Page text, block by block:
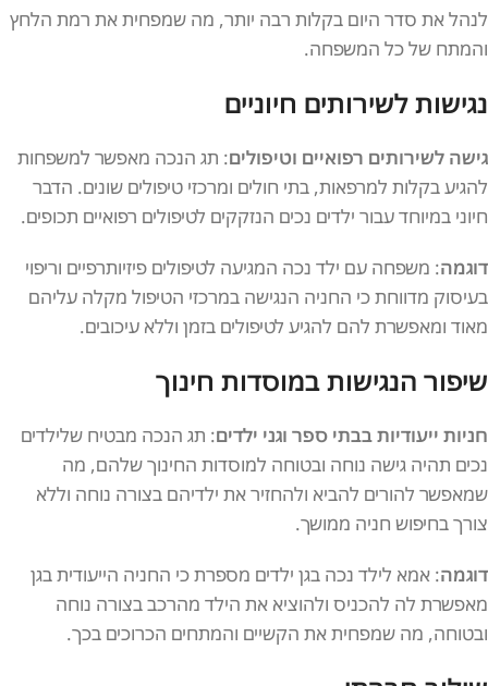
לנהל את סדר היום בקלות רבה יותר, מה שמפחית את רמת הלחץ
והמתח של כל המשפחה.
נגישות לשירותים חיוניים
גישה לשירותים רפואיים וטיפולים: תג הנכה מאפשר למשפחות
להגיע בקלות למרפאות, בתי חולים ומרכזי טיפולים שונים. הדבר
חיוני במיוחד עבור ילדים נכים הנזקקים לטיפולים רפואיים תכופים.
דוגמה: משפחה עם ילד נכה המגיעה לטיפולים פיזיותרפיים וריפוי
בעיסוק מדווחת כי החניה הנגישה במרכזי הטיפול מקלה עליהם
מאוד ומאפשרת להם להגיע לטיפולים בזמן וללא עיכובים.
שיפור הנגישות במוסדות חינוך
חניות ייעודיות בבתי ספר וגני ילדים: תג הנכה מבטיח שלילדים
נכים תהיה גישה נוחה ובטוחה למוסדות החינוך שלהם, מה
שמאפשר להורים להביא ולהחזיר את ילדיהם בצורה נוחה וללא
צורך בחיפוש חניה ממושך.
דוגמה: אמא לילד נכה בגן ילדים מספרת כי החניה הייעודית בגן
מאפשרת לה להכניס ולהוציא את הילד מהרכב בצורה נוחה
ובטוחה, מה שמפחית את הקשיים והמתחים הכרוכים בכך.